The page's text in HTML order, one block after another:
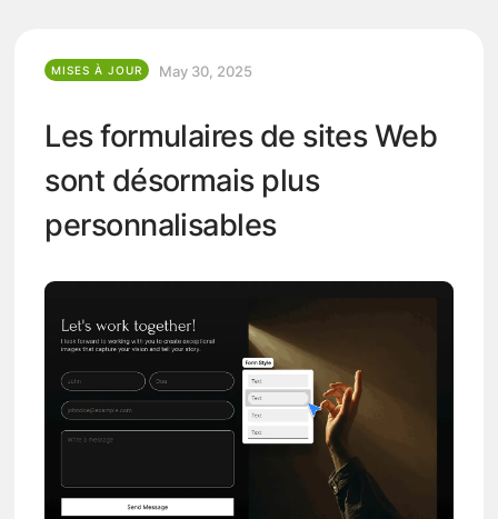
MISES À JOUR May 30, 2025
Les formulaires de sites Web
sont désormais plus
personnalisables